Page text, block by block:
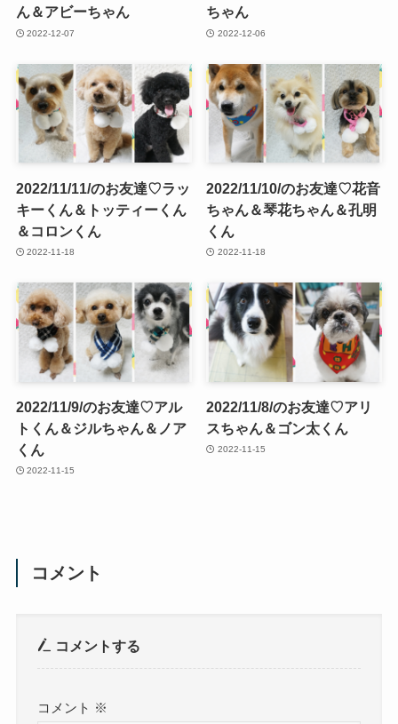
ん＆アビーちゃん
2022-12-07
ちゃん
2022-12-06
2022/11/11/のお友達♡ラッ
キーくん＆トッティーくん
＆コロンくん
2022-11-18
2022/11/10/のお友達♡花音
ちゃん＆琴花ちゃん＆孔明
くん
2022-11-18
2022/11/9/のお友達♡アル
トくん＆ジルちゃん＆ノア
くん
2022-11-15
2022/11/8/のお友達♡アリ
スちゃん＆ゴン太くん
2022-11-15
コメント
コメントする
コメント ※